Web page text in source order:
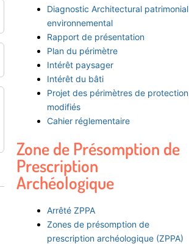
Diagnostic Architectural patrimonial
environnemental
Rapport de présentation
Plan du périmètre
Intérêt paysager
Intérêt du bâti
Projet des périmètres de protection
modifiés
Cahier réglementaire
Zone de Présomption de
Prescription
Archéologique
Arrêté ZPPA
Zones de présomption de
prescription archéologique (ZPPA)